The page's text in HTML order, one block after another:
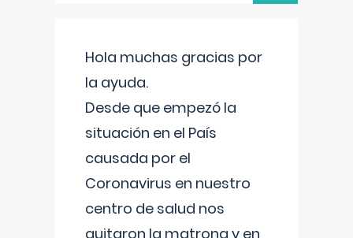
Hola muchas gracias por
la ayuda.
Desde que empezó la
situación en el País
causada por el
Coronavirus en nuestro
centro de salud nos
quitaron la matrona y en